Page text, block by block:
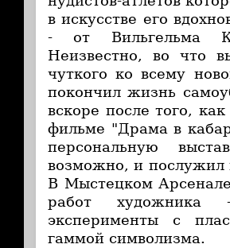
в искусстве его
- от Вильгельма
Неизвестно, во что
чуткого ко всему
покончил жизнь
вскоре после того,
фильме "Драма в
персональную
возможно, и послужил
В Мыстецком
работ художника
эксперименты с
гаммой символизма.